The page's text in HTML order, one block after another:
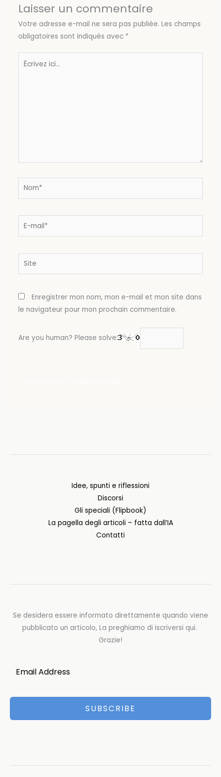
Laisser un commentaire
Votre adresse e-mail ne sera pas publiée. Les champs
obligatoires sont indiqués avec *
Écrivez
Nom*
E-
Site
Enregistrer mon nom, mon e-mail et mon site dans
le navigateur pour mon prochain commentaire.
Are you human? Please solve:
Idee, spunti e riflessioni
Discorsi
Gli speciali (Flipbook)
La pagella degli articoli – fatta dall’IA
Contatti
Se desidera essere informato direttamente quando viene
pubblicato un articolo, La preghiamo di iscriversi qui.
Grazie!
SUBSCRIBE